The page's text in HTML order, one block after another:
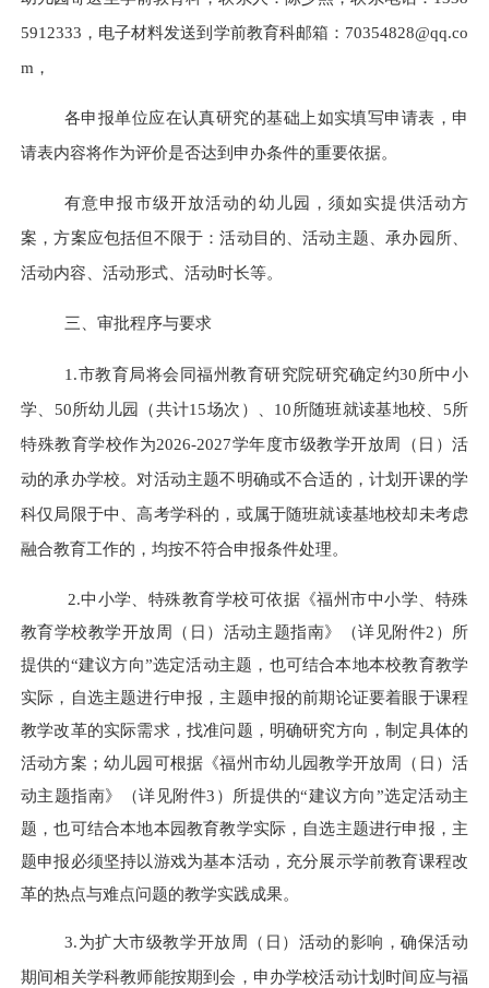
5912333 ， 电子材料发送到学前教育科邮箱： 70354828@qq.co
m，
各申报单位应在认真研究的基础上如实填写申请表，申
请表内容将作为评价是否达到申办条件的重要依据。
有意申报市级开放活动的幼儿园，须如实提供活动方
案，方案应包括但不限于：活动目的、活动主题、承办园所、
活动内容、活动形式、活动时长等。
三、审批程序与要求
1.市教育局将会同福州教育研究院研究确定约30所中小
学、 50所幼儿园（共计15场次）
10所随班就读基地校、5所
特殊教育学校作为2026-2027学年度市级教学开放周（日）活
动的承办学校。对活动主题不明确或不合适的，计划开课的学
科仅局限于中、高考学科的， 或属于随班就读基地校却未考虑
融合教育工作的，均按不符合申报条件处理。
2.中小学、特殊教育学校可依据《福州市中小学、特殊
教育学校教学开放周（日）活动主题指南》（详见附件2）所
提供的“建议方向”选定活动主题，也可结合本地本校教育教学
实际，自选主题进行申报，主题申报的前期论证要着眼于课程
教学改革的实际需求，找准问题，明确研究方向，制定具体的
活动方案； 幼儿园可根据《福州市幼儿园教学开放周（日）活
动主题指南》（详见附件3）所提供的“建议方向”选定活动主
题，也可结合本地本园教育教学实际，自选主题进行申报，主
题申报必须坚持以游戏为基本活动，充分展示学前教育课程改
革的热点与难点问题的教学实践成果。
3.为扩大市级教学开放周（日）活动的影响，确保活动
期间相关学科教师能按期到会，申办学校活动计划时间应与福